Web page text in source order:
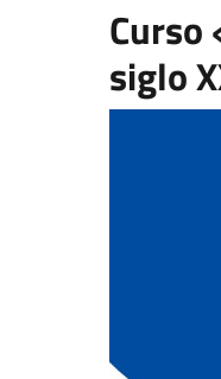
siglo